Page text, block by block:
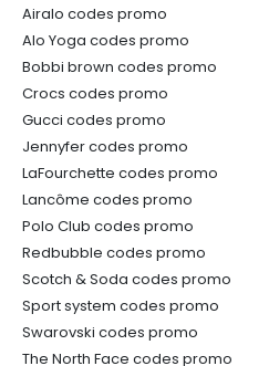
Airalo codes promo
Alo Yoga codes promo
Bobbi brown codes promo
Crocs codes promo
Gucci codes promo
Jennyfer codes promo
LaFourchette codes promo
Lancôme codes promo
Polo Club codes promo
Redbubble codes promo
Scotch & Soda codes promo
Sport system codes promo
Swarovski codes promo
The North Face codes promo